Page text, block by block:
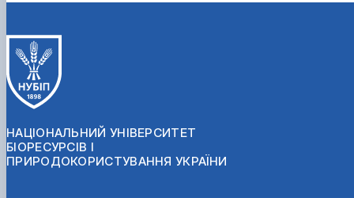
НАЦІОНАЛЬНИЙ УНІВЕРСИТЕТ
БІОРЕСУРСІВ І
ПРИРОДОКОРИСТУВАННЯ УКРАЇНИ